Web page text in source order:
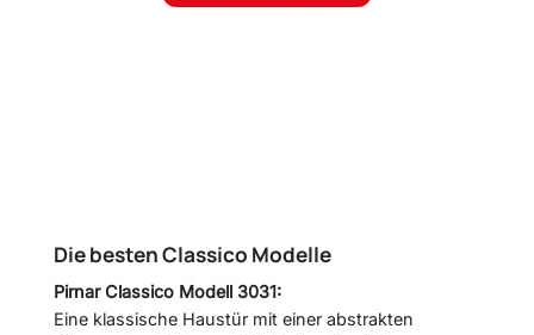
Die besten Classico Modelle
Pirnar Classico Modell 3031:
Eine klassische Haustür mit einer abstrakten